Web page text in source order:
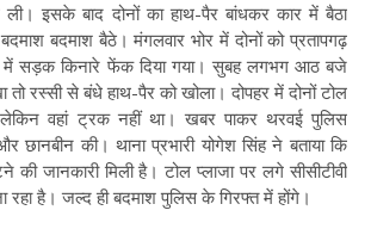
इसके बाद दोनों का हाथ-पैर बांधकर कार में बैठा
बदमाश बैठे। मंगलवार भोर में दोनों को प्रतापगढ़
सड़क किनारे फेंक दिया गया। सुबह लगभग आठ बजे
तो रस्सी से बंधे हाथ-पैर को खोला। दोपहर में दोनों टोल
वहां ट्रक नहीं था। खबर पाकर थरवई पुलिस
छानबीन की। थाना प्रभारी योगेश सिंह ने बताया कि
की जानकारी मिली है। टोल प्लाजा पर लगे सीसीटीवी
है। जल्द ही बदमाश पुलिस के गिरफ्त में होंगे।